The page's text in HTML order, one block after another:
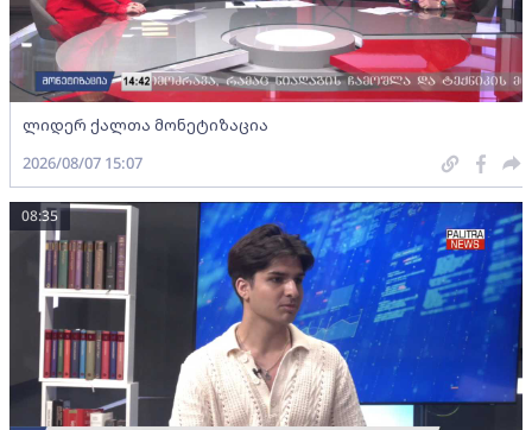
ლიდერ ქალთა მონეტიზაცია
2026/08/07 15:07
08:35